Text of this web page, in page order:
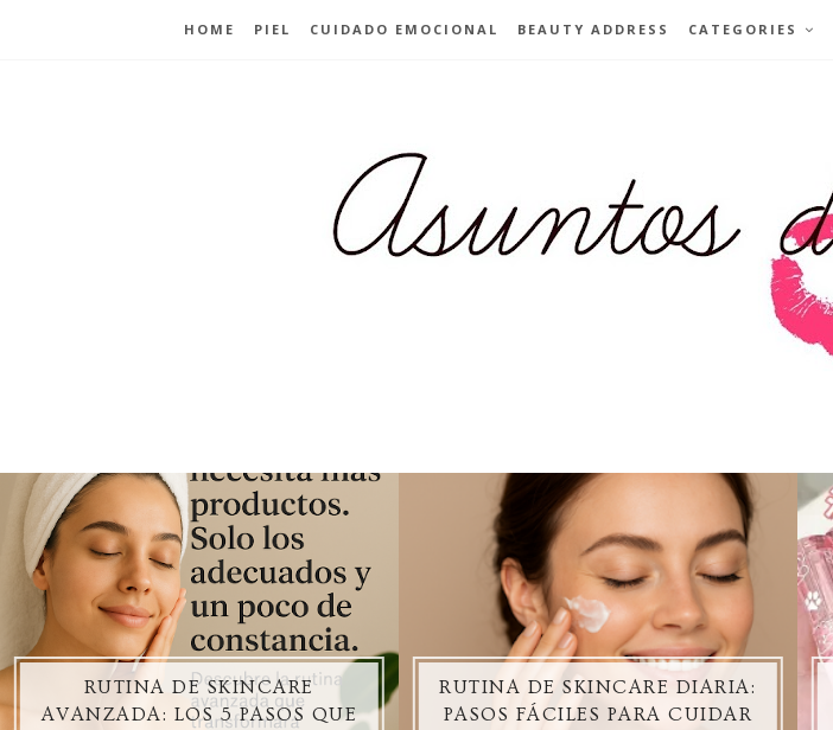
HOME PIEL CUIDADO EMOCIONAL BEAUTY ADDRESS CATEGORIES
RUTINA DE SKINCARE
AVANZADA: LOS 5 PASOS QUE
RUTINA DE SKINCARE DIARIA:
PASOS FÁCILES PARA CUIDAR